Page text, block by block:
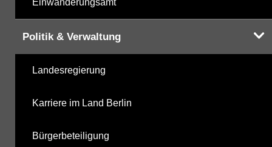
Politik & Verwaltung
Landesregierung
Karriere im Land Berlin
Bürgerbeteiligung